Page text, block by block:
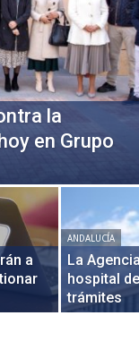
la
en Grupo
a
ANDALUCÍA
La
hospital
trámites